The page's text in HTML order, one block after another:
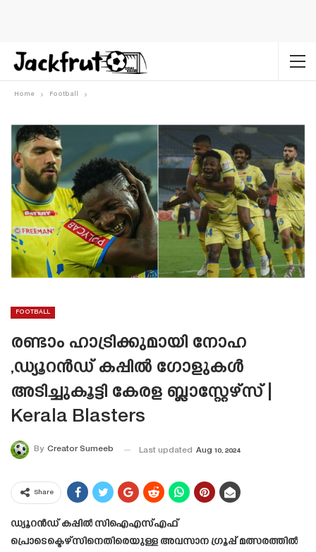
Home Football
FOOTBALL
രണ്ടാം ഹാട്രിക്കുമായി നോഹ
,ഡ്യൂറൻഡ് കപ്പിൽ ഗോളുകൾ
അടിച്ചുകൂട്ടി കേരള ബ്ലാസ്റ്റേഴ്‌സ് |
Kerala Blasters
By Creator Sumeeb Last updated Aug 10, 2024
Share
ഡ്യൂറൻഡ് കപ്പിൽ സിഐഎസ്എഫ്
പ്രൊടെക്ടെഴ്സിനെതിരെയുള്ള അവസാന ഗ്രൂപ്പ് മത്സരത്തിൽ